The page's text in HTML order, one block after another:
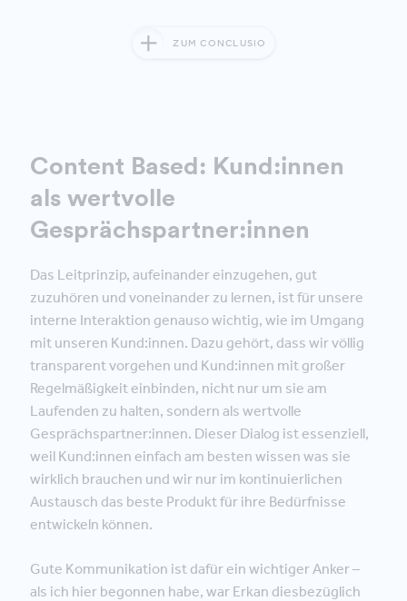
ZUM CONCLUSIO
Content Based: Kund:innen
als wertvolle
Gesprächspartner:innen
Das Leitprinzip, aufeinander einzugehen, gut
zuzuhören und voneinander zu lernen, ist für unsere
interne Interaktion genauso wichtig, wie im Umgang
mit unseren Kund:innen. Dazu gehört, dass wir völlig
transparent vorgehen und Kund:innen mit großer
Regelmäßigkeit einbinden, nicht nur um sie am
Laufenden zu halten, sondern als wertvolle
Gesprächspartner:innen. Dieser Dialog ist essenziell,
weil Kund:innen einfach am besten wissen was sie
wirklich brauchen und wir nur im kontinuierlichen
Austausch das beste Produkt für ihre Bedürfnisse
entwickeln können.
Gute Kommunikation ist dafür ein wichtiger Anker –
als ich hier begonnen habe, war Erkan diesbezüglich